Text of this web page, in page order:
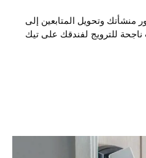
منشأتك وتحويل المتابعين إلى
ناجحة للترويج لفندقك على تيك